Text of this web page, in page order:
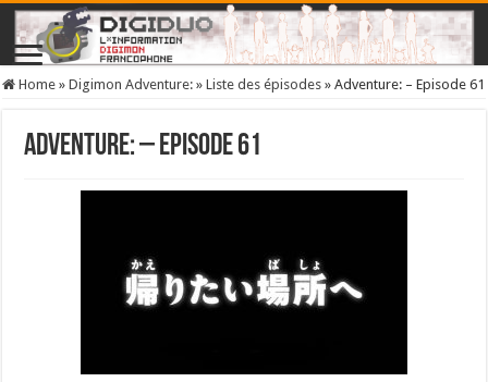
Home » Digimon Adventure: » Liste des épisodes » Adventure: – Episode 61
Adventure: – Episode 61